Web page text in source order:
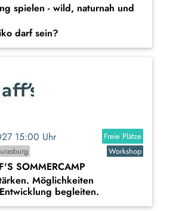
spielen - wild, naturnah und
darf sein?
15:00 Uhr
Freie Plätze
Workshop
SOMMERCAMP
Möglichkeiten
begleiten.